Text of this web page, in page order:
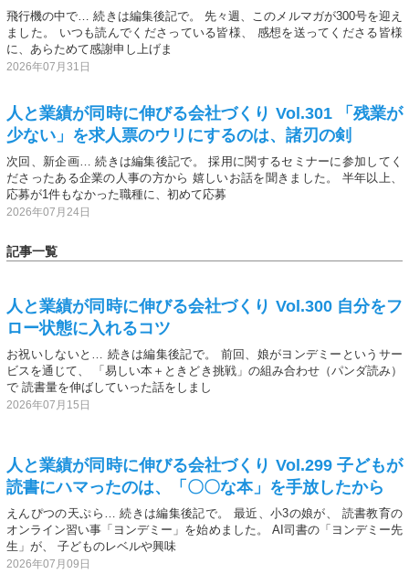
飛行機の中で… 続きは編集後記で。 先々週、このメルマガが300号を迎え
ました。 いつも読んでくださっている皆様、 感想を送ってくださる皆様
に、あらためて感謝申し上げま
2026年07月31日
人と業績が同時に伸びる会社づくり Vol.301 「残業が
少ない」を求人票のウリにするのは、諸刃の剣
次回、新企画… 続きは編集後記で。 採用に関するセミナーに参加してく
ださったある企業の人事の方から 嬉しいお話を聞きました。 半年以上、
応募が1件もなかった職種に、初めて応募
2026年07月24日
記事一覧
人と業績が同時に伸びる会社づくり Vol.300 自分をフ
ロー状態に入れるコツ
お祝いしないと… 続きは編集後記で。 前回、娘がヨンデミーというサー
ビスを通じて、 「易しい本＋ときどき挑戦」の組み合わせ（パンダ読み）
で 読書量を伸ばしていった話をしまし
2026年07月15日
人と業績が同時に伸びる会社づくり Vol.299 子どもが
読書にハマったのは、「〇〇な本」を手放したから
えんぴつの天ぷら… 続きは編集後記で。 最近、小3の娘が、 読書教育の
オンライン習い事「ヨンデミー」を始めました。 AI司書の「ヨンデミー先
生」が、 子どものレベルや興味
2026年07月09日